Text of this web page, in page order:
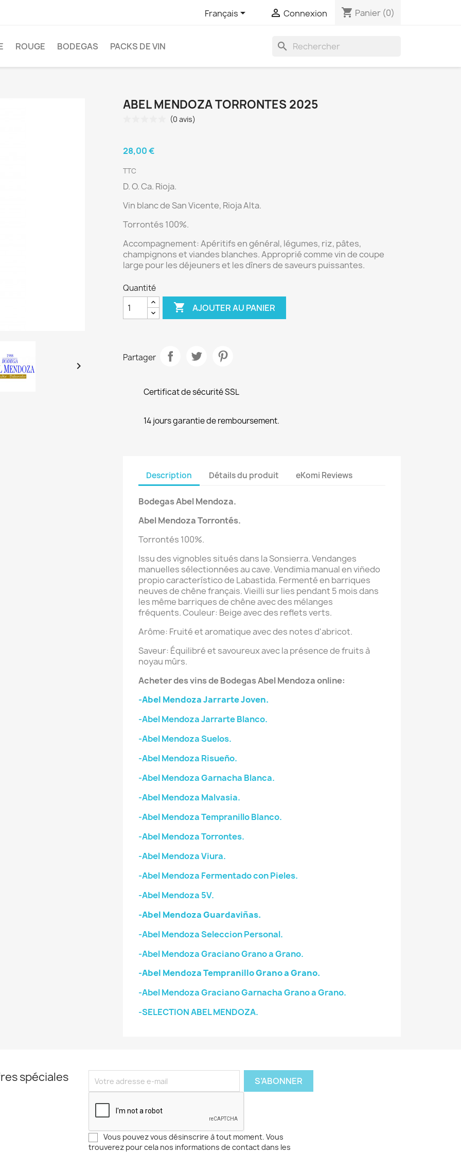
Français  Connexion shopping_cart Panier (0)
ROUGE BODEGAS PACKS DE VIN search

ABEL MENDOZA TORRONTES 2025
(0 avis)
28,00 €
TTC
D. O. Ca. Rioja.
Vin blanc deSan Vicente, Rioja Alta.
Torrontés 100%.
Accompagnement:Apéritifs en général, légumes, riz, pâtes,
champignons et viandes blanches. Approprié comme vin de coupe
large pour les déjeuners et les dîners de saveurs puissantes.
Quantité
 AJOUTER AU PANIER
Partager
Certificat de sécurité SSL
14 jours garantie de remboursement.
Description Détails du produit eKomi Reviews
Bodegas Abel Mendoza.
Abel MendozaTorrontés.
Torrontés 100%.
Issu des vignobles situés dans la Sonsierra. Vendanges
manuelles sélectionnées au cave. Vendimia manual en viñedo
propio característico de Labastida. Fermenté en barriques
neuves de chêne français. Vieilli sur lies pendant 5 mois dans
les même barriques de chêne avec des mélanges
fréquents.Couleur: Beige avec des reflets verts.
Arôme: Fruité et aromatique avec des notes d'abricot.
Saveur: Équilibré et savoureux avec la présence de fruits à
noyau mûrs.
Acheter des vins de Bodegas Abel Mendoza online:
-Abel Mendoza Jarrarte Joven.
-Abel Mendoza Jarrarte Blanco.
-Abel Mendoza Suelos.
-Abel Mendoza Risueño.
-Abel Mendoza Garnacha Blanca.
-Abel Mendoza Malvasia.
-Abel Mendoza Tempranillo Blanco.
-Abel Mendoza Torrontes.
-Abel Mendoza Viura.
-Abel Mendoza Fermentado con Pieles.
-Abel Mendoza 5V.
-Abel Mendoza Guardaviñas.
-Abel Mendoza Seleccion Personal.
-Abel Mendoza Graciano Grano a Grano.
-Abel Mendoza Tempranillo Grano a Grano.
-Abel Mendoza Graciano Garnacha Grano a Grano.
-SELECTION ABEL MENDOZA.
spéciales
Vous pouvez vous désinscrire à tout moment. Vous
trouverez pour cela nos informations de contact dans les